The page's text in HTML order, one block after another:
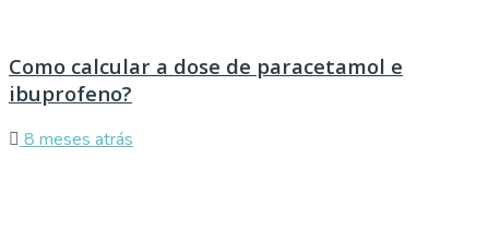
Como calcular a dose de paracetamol e
ibuprofeno?
8 meses atrás